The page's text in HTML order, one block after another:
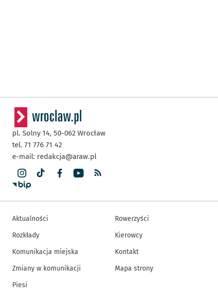
pl. Solny 14, 50-062 Wrocław
tel. 71 776 71 42
e-mail: redakcja@araw.pl
Aktualności
Rozkłady
Komunikacja miejska
Zmiany w komunikacji
Piesi
Rowerzyści
Kierowcy
Kontakt
Mapa strony